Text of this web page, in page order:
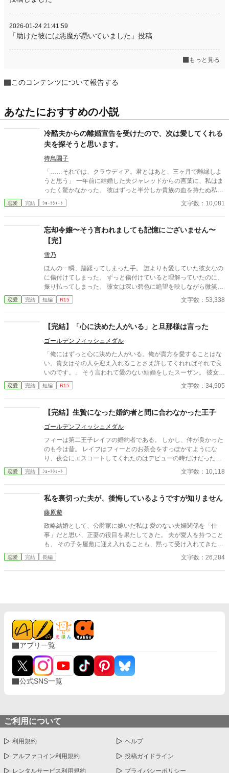
2026-01-24 21:41:59
「助けた彼には悪魔が憑いていました」投稿
もっと見る
このコンテンツについて報告する
あなたにおすすめの小説
冷酷夫からの離婚宣告を受けたので、次は愛してくれる
夫を探そうと思います。
待鳥園子
「……それでは、クラウディア。君とはあと、三ヶ月で離縁しよ
うと思う」 一年前に結婚した夫ジャレッドからの言葉に、私はま
ったく驚かなかった。 彼はずっと半分しか貴族の血を持たぬ私に
対し冷たく、いつかは離婚するだろうと思っていたからだ。 それ
では、離婚までに新しい夫を見付けねばとやって来た夜会に、夫
恋愛 完結 ｼｮｰﾄｼｮｰﾄ 文字数：10,081
忘却令嬢〜そう言われましても記憶にございません〜
【完】
雪乃
ほんの一瞬、躊躇ってしまった手。 誰よりも愛していた彼女なの
に傷付けてしまった。 ずっと傷付けていると理解っていたのに、
振り払ってしまった。 彼女は深い碧色に絶望を映しながら微笑ん
だ。 ※読んでくださりありがとうございます。 ゆるふわ設定で
す。タグをころころ変えてます。何でも許せる方向け。
恋愛 完結 短編 R15 文字数：53,338
【完結】「心に決めた人がいる」と旦那様は言った
ゴールデンフィッシュメダル
「俺にはずっと心に決めた人がいる。俺が貴方を愛することはな
い。貴女はその人を迎え入れることさえ許してくれればそれで良
いのです。」 そう言われて愛のない結婚をしたスーザン。 彼女に
はかつて愛した人との思い出があった･･･ 産業革命後のイギリス
をモデルにした架空の国が舞台です。貴族制度など独自の設定が
んでいただき驚いています。 終わり方が納得できない！という方
が多かったのでエピローグを追加します。 お読みいただきありが
とうございます。
恋愛 完結 短編 R15 文字数：34,905
【完結】生贄になった婚約者と間に合わなかった王子
ゴールデンフィッシュメダル
フィーは第二王子レイフの婚約者である。 しかし、仲が良かった
のも今は昔。 レイフはフィーとのお茶会をすっぽかすようにな
り、夜会にエスコートしてくれたのはデビューの時だけだった。
いつしか、レイフはフィーに嫌われていると噂がながれるように
なった。 それでも、フィーは信じていた。 レイフは魔法の研究に
している姿を見てこころが折れてしまう。 そして、フィーは国守
樹の乙女になることを決意する。 国守樹の乙女、それは樹に喰ら
われる生贄だった。
恋愛 完結 ｼｮｰﾄｼｮｰﾄ 文字数：10,118
私を裏切った夫が、後悔しているようですが知りません
藤原遊
政略結婚として、公爵家に嫁いだ私は 愛のない夫婦関係を「仕
事」だと思い、正妻の役目を果たしてきた。 夫が愛人を持つこと
も、 その子を屋敷に迎え入れることも、黙って受け入れてきた。
けれど―― 跡取りを、正妻の子ではなく愛人の子にする。 その言
葉を、人前で軽く口にした瞬間。 私は悟ったのだ。 この家では、
恋愛 完結 長編 文字数：26,284
アプリ一覧
公式SNS一覧
ご利用について
利用規約 ヘルプ
アルファコイン利用規約 投稿ガイドライン
レンタルサービス利用規約 プライバシーポリシー